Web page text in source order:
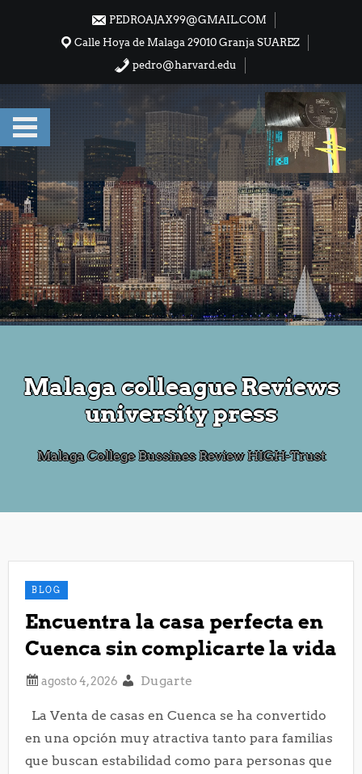
PEDROAJAX99@GMAIL.COM
Calle Hoya de Malaga 29010 Granja SUAREZ
pedro@harvard.edu
Malaga colleague Reviews
university press
Malaga College Bussines Review HIGH-Trust
BLOG
Encuentra la casa perfecta en
Cuenca sin complicarte la vida
Dugarte
La Venta de casas en Cuenca se ha convertido
en una opción muy atractiva tanto para familias
que buscan estabilidad como para personas que